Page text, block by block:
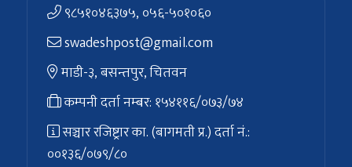
९८५१०४६३७५, ०५६-५०१०६०
swadeshpost@gmail.com
माडी-३, बसन्तपुर, चितवन
कम्पनी दर्ता नम्बर: १५४११६/०७३/७४
सञ्चार रजिष्ट्रार का. (बागमती प्र.) दर्ता नं.:
००१३६/०७९/८०